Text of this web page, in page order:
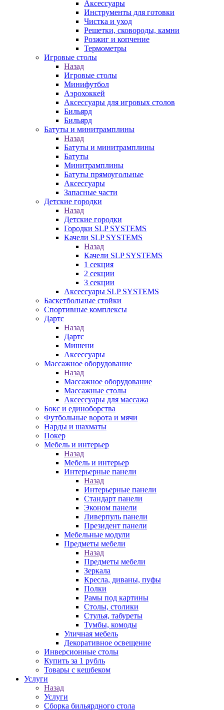
Аксессуары
Инструменты для готовки
Чистка и уход
Решетки, сковороды, камни
Розжиг и копчение
Термометры
Игровые столы
Назад
Игровые столы
Минифутбол
Аэрохоккей
Аксессуары для игровых столов
Бильяpд
Бильяpд
Батуты и минитрамплины
Назад
Батуты и минитрамплины
Батуты
Минитрамплины
Батуты прямоугольные
Аксессуары
Запасные части
Детские городки
Назад
Детские городки
Городки SLP SYSTEMS
Качели SLP SYSTEMS
Назад
Качели SLP SYSTEMS
1 секция
2 секции
3 секции
Аксессуары SLP SYSTEMS
Баскетбольные стойки
Спортивные комплексы
Дартс
Назад
Дартс
Мишени
Аксессуары
Массажное оборудование
Назад
Массажное оборудование
Массажные столы
Аксессуары для массажа
Бокс и единоборства
Футбольные ворота и мячи
Нарды и шахматы
Покер
Мебель и интерьер
Назад
Мебель и интерьер
Интерьерные панели
Назад
Интерьерные панели
Стандарт панели
Эконом панели
Ливерпуль панели
Президент панели
Мебельные модули
Предметы мебели
Назад
Предметы мебели
Зеркала
Кресла, диваны, пуфы
Полки
Рамы под картины
Столы, столики
Стулья, табуреты
Тумбы, комоды
Уличная мебель
Декоративное освещение
Инверсионные столы
Купить за 1 рубль
Товары с кешбеком
Услуги
Назад
Услуги
Сборка бильярдного стола